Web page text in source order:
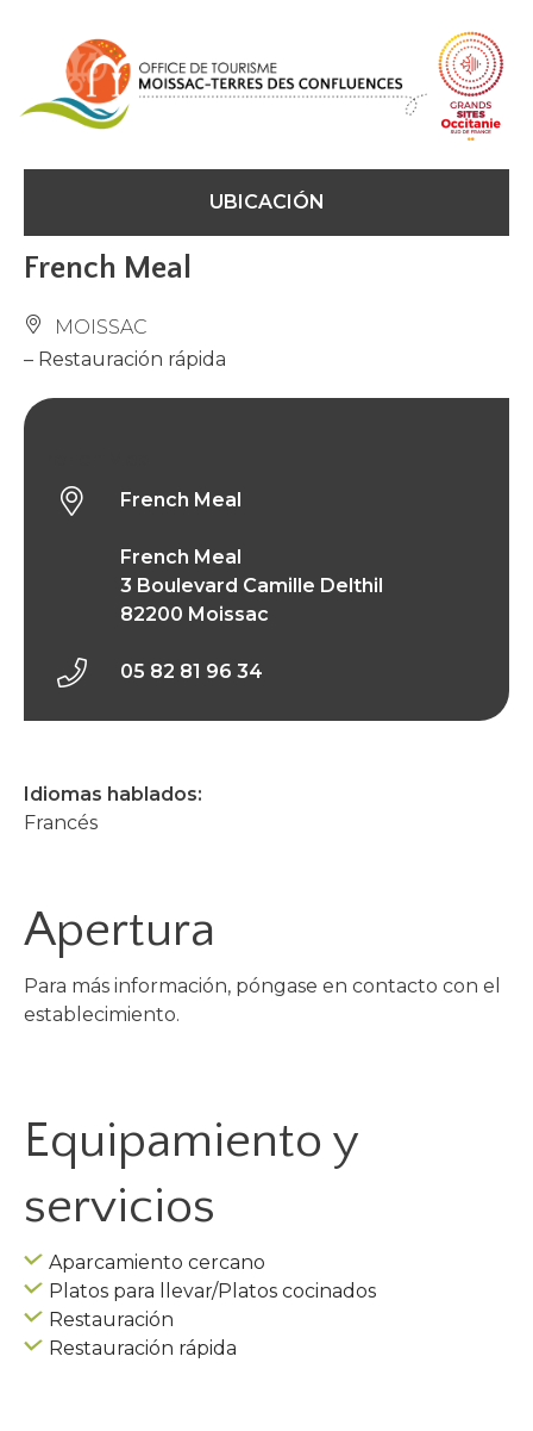
UBICACIÓN
French Meal
MOISSAC
– Restauración rápida
Idiomas hablados:
Francés
Apertura
Para más información, póngase en contacto con el
establecimiento.
Equipamiento y
servicios
Aparcamiento cercano
Platos para llevar/Platos cocinados
Restauración
Restauración rápida
French Meal
French Meal
3 Boulevard Camille Delthil
82200 Moissac
05 82 81 96 34